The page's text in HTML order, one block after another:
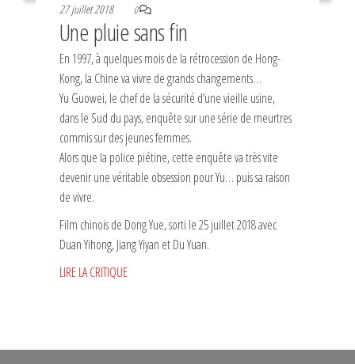
27 juillet 2018
0
Une pluie sans fin
En 1997, à quelques mois de la rétrocession de Hong-
Kong, la Chine va vivre de grands changements…
Yu Guowei, le chef de la sécurité d’une vieille usine,
dans le Sud du pays, enquête sur une série de meurtres
commis sur des jeunes femmes.
Alors que la police piétine, cette enquête va très vite
devenir une véritable obsession pour Yu… puis sa raison
de vivre.
Film chinois de Dong Yue, sorti le 25 juillet 2018 avec
Duan Yihong, Jiang Yiyan et Du Yuan.
LIRE LA CRITIQUE